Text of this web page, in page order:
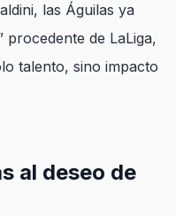
las Águilas ya
procedente de LaLiga,
talento, sino impacto
al deseo de